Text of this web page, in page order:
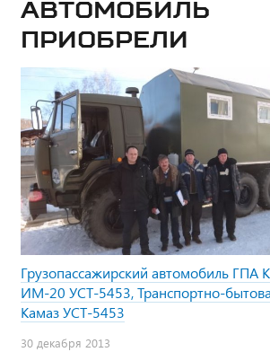
Автомобиль
приобрели
Грузопассажирский автомобиль ГПА
ИМ-20 УСТ-5453, Транспортно-
Камаз УСТ-5453
30 декабря 2013